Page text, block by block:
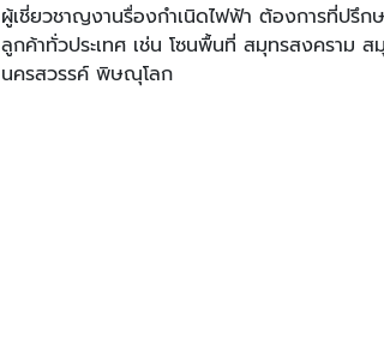
ผู้เชี่ยวชาญงานรื่องกำเนิดไฟฟ้า ต้องการที่ปรึ
ลูกค้าทั่วประเทศ เช่น โซนพื้นที่ สมุทรสงคราม
นครสวรรค์ พิษณุโลก